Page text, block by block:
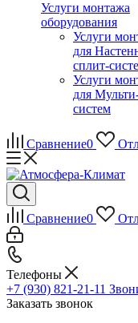
Услуги монтажа
оборудования
Услуги
для
сплит-
Услуги
для
систем
Сравнение0
Сравнение0
Телефоны
+7 (930) 821-21-11
Заказать звонок